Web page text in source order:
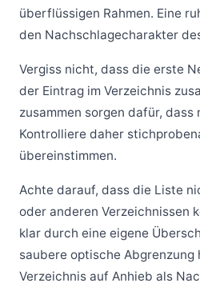
überflüssigen Rahmen. Eine
den Nachschlagecharakter
Vergiss nicht, dass die erste
der Eintrag im Verzeichnis
zusammen sorgen dafür, dass
Kontrolliere daher
übereinstimmen.
Achte darauf, dass die Liste
oder anderen Verzeichnissen
klar durch eine eigene
saubere optische
Verzeichnis auf Anhieb als